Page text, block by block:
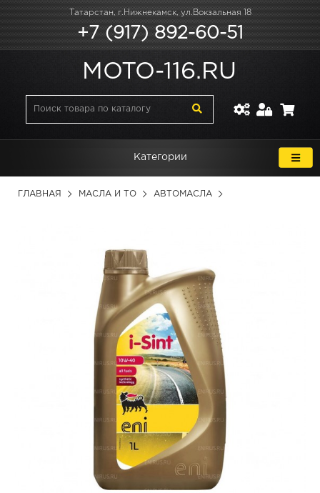
Татарстан, г.Нижнекамск, ул.Вокзальная 18
+7 (917) 892-60-51
MOTO-116.RU
Категории
ГЛАВНАЯ МАСЛА И ТО АВТОМАСЛА